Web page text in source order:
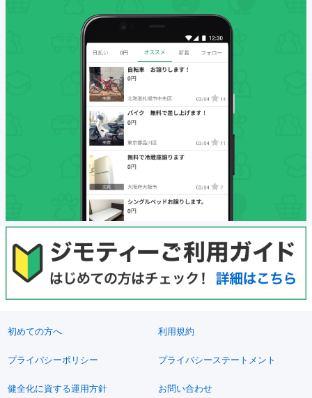
初めての方へ 利用規約
プライバシーポリシー プライバシーステートメント
健全化に資する運用方針 お問い合わせ